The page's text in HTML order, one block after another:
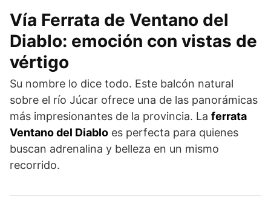
Vía Ferrata de Ventano del
Diablo: emoción con vistas de
vértigo
Su nombre lo dice todo. Este balcón natural
sobre el río Júcar ofrece una de las panorámicas
más impresionantes de la provincia. La ferrata
Ventano del Diablo es perfecta para quienes
buscan adrenalina y belleza en un mismo
recorrido.